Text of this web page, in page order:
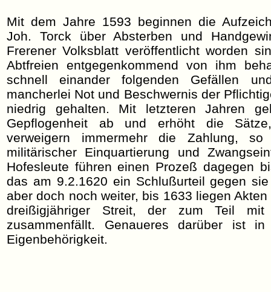
Mit dem Jahre 1593 beginnen die
Joh. Torck über Absterben und
Frerener Volksblatt veröffentlicht worden
Abtfreien entgegenkommend von ihm
schnell einander folgenden Gefällen
mancherlei Not und Beschwernis der
niedrig gehalten. Mit letzteren Jahren
Gepflogenheit ab und erhöht die
verweigern immermehr die Zahlung,
militärischer Einquartierung und
Hofesleute führen einen Prozeß dagegen
das am 9.2.1620 ein Schlußurteil gegen
aber doch noch weiter, bis 1633 liegen
dreißigjähriger Streit, der zum Teil
zusammenfällt. Genaueres darüber ist
Eigenbehörigkeit.